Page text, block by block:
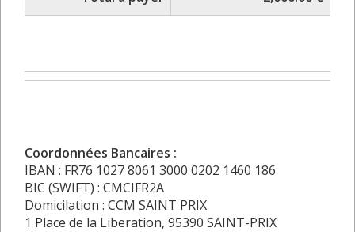
Coordonnées Bancaires :
IBAN : FR76 1027 8061 3000 0202 1460 186
BIC (SWIFT) : CMCIFR2A
Domicilation : CCM SAINT PRIX
1 Place de la Liberation, 95390 SAINT-PRIX